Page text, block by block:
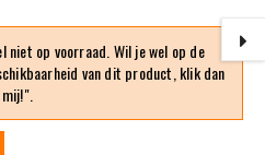
op voorraad. Wil je wel op de
van dit product, klik dan